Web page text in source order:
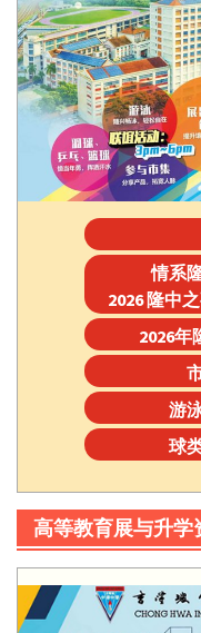
情系
2026 隆中
2026年
游
球
高等教育展与升学